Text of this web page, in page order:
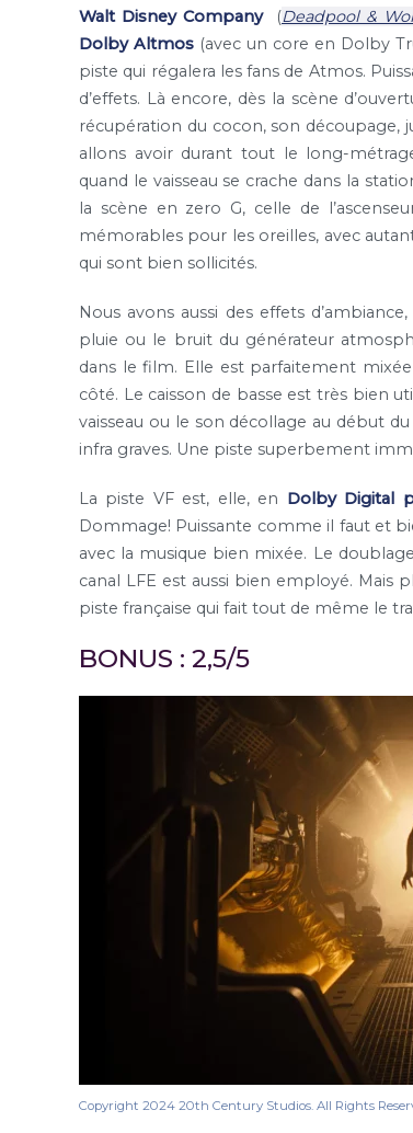
Walt Disney Company(Deadpool &
Dolby Altmos (avec un core en Dolby
piste qui régalera les fans de Atmos.
d’effets. Là encore, dès la scène
récupération du cocon, son découpage,
allons avoir durant tout le long-
quand le vaisseau se crache dans la
la scène en zero G, celle de
mémorables pour les oreilles, avec
qui sont bien sollicités.
Nous avons aussi des effets
pluie ou le bruit du générateur
dans le film. Elle est parfaitement
côté. Le caisson de basse est très bien
vaisseau ou le son décollage au début
infra graves. Une piste superbement
La piste VF est, elle, en Dolby Digital
Dommage! Puissante comme il faut et
avec la musique bien mixée. Le
canal LFE est aussi bien employé.
piste française qui fait tout de même le
BONUS : 2,5/5
Copyright 2024 20th Century Studios. All Rights